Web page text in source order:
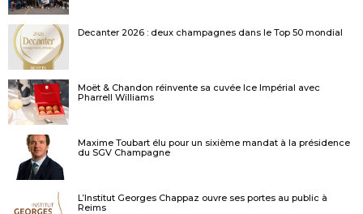
Decanter 2026 : deux champagnes dans le Top 50 mondial
Moët & Chandon réinvente sa cuvée Ice Impérial avec
Pharrell Williams
Maxime Toubart élu pour un sixième mandat à la présidence
du SGV Champagne
L’Institut Georges Chappaz ouvre ses portes au public à
Reims